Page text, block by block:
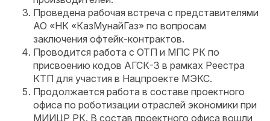
Проведена рабочая встреча с представителями
АО «НК «КазМунайГаз» по вопросам
заключения офтейк-контрактов.
Проводится работа с ОТП и МПС РК по
присвоению кодов АГСК-3 в рамках Реестра
КТП для участия в Нацпроекте МЭКС.
Продолжается работа в составе проектного
офиса по роботизации отраслей экономики при
МИИЦР РК. В состав проектного офиса вошли